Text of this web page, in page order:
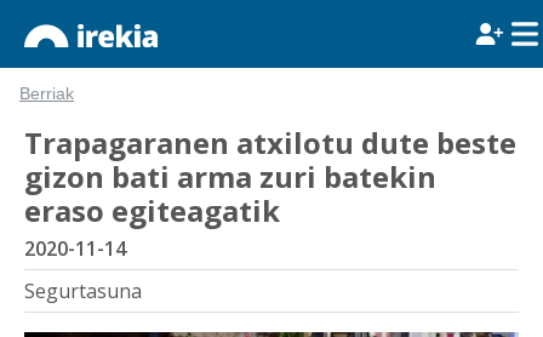
Berriak
Trapagaranen atxilotu dute beste
gizon bati arma zuri batekin
eraso egiteagatik
2020-11-14
Segurtasuna